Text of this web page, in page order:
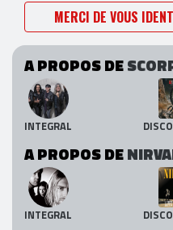
MERCI DE VOUS
A PROPOS DE
INTEGRAL
A PROPOS DE
INTEGRAL